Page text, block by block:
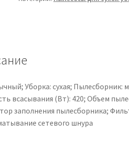
Уборка: сухая;
всасывания (Вт): 420; Объем
заполнения пылесборника;
сетевого шнура